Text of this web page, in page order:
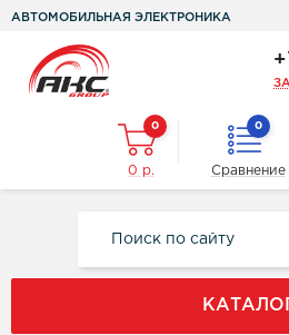
АВТОМОБИЛЬНАЯ ЭЛЕКТРОНИКА
0
0 р.
0
Сравнение
КАТАЛОГ